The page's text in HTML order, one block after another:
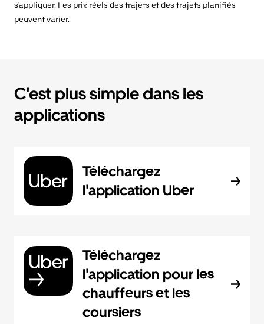
s'appliquer. Les prix réels des trajets et des trajets planifiés
peuvent varier.
C'est plus simple dans les
applications
Téléchargez
l'application Uber
Téléchargez
l'application pour les
chauffeurs et les
coursiers